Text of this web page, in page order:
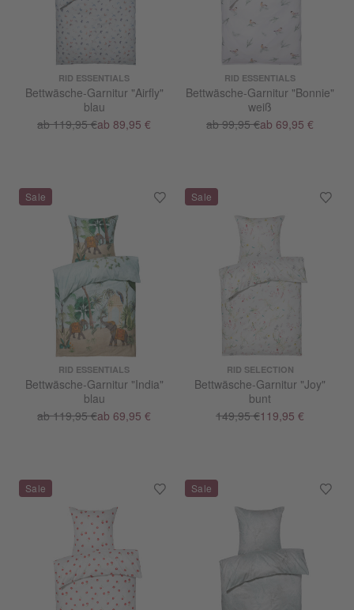
RID ESSENTIALS
Bettwäsche-Garnitur "Airfly"
blau
ab 119,95 €ab 89,95 €
RID ESSENTIALS
Bettwäsche-Garnitur "Bonnie"
weiß
ab 99,95 €ab 69,95 €
RID ESSENTIALS
Bettwäsche-Garnitur "India"
blau
ab 119,95 €ab 69,95 €
RID SELECTION
Bettwäsche-Garnitur "Joy"
bunt
149,95 €119,95 €